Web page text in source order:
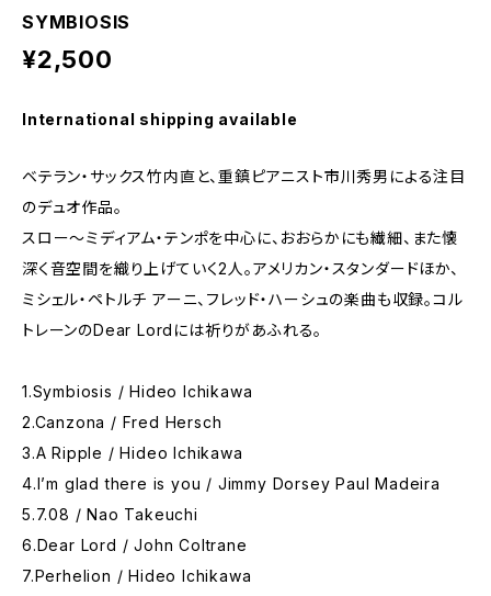
SYMBIOSIS
¥2,500
International shipping available
ベテラン・サックス竹内直と、重鎮ピアニスト市川秀男による注目
のデュオ作品。
スロー〜ミディアム・テンポを中心に、おおらかにも繊細、また懐
深く音空間を織り上げていく2人。アメリカン・スタンダードほか、
ミシェル・ペトルチ アーニ、フレッド・ハーシュの楽曲も収録。コル
トレーンのDear Lordには祈りがあふれる。
1.Symbiosis / Hideo Ichikawa
2.Canzona / Fred Hersch
3.A Ripple / Hideo Ichikawa
4.I’m glad there is you / Jimmy Dorsey Paul Madeira
5.7.08 / Nao Takeuchi
6.Dear Lord / John Coltrane
7.Perhelion / Hideo Ichikawa